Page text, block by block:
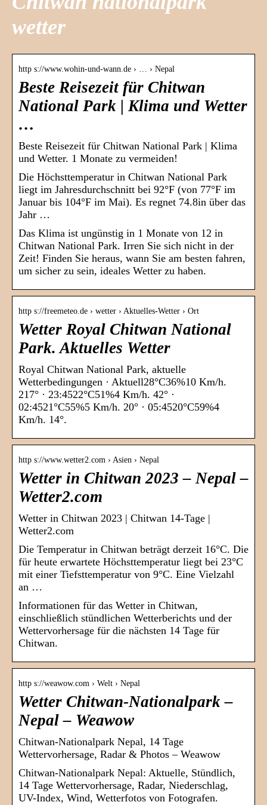
wetter
http s://www.wohin-und-wann.de › … › Nepal
Beste Reisezeit für Chitwan
National Park | Klima und Wetter
…
Beste Reisezeit für Chitwan National Park | Klima
und Wetter. 1 Monate zu vermeiden!
Die Höchsttemperatur in Chitwan National Park
liegt im Jahresdurchschnitt bei 92°F (von 77°F im
Januar bis 104°F im Mai). Es regnet 74.8in über das
Jahr …
Das Klima ist ungünstig in 1 Monate von 12 in
Chitwan National Park. Irren Sie sich nicht in der
Zeit! Finden Sie heraus, wann Sie am besten fahren,
um sicher zu sein, ideales Wetter zu haben.
http s://freemeteo.de › wetter › Aktuelles-Wetter › Ort
Wetter Royal Chitwan National
Park. Aktuelles Wetter
Royal Chitwan National Park, aktuelle
Wetterbedingungen · Aktuell28°C36%10 Km/h.
217° · 23:4522°C51%4 Km/h. 42° ·
02:4521°C55%5 Km/h. 20° · 05:4520°C59%4
Km/h. 14°.
http s://www.wetter2.com › Asien › Nepal
Wetter in Chitwan 2023 – Nepal –
Wetter2.com
Wetter in Chitwan 2023 | Chitwan 14-Tage |
Wetter2.com
Die Temperatur in Chitwan beträgt derzeit 16°C. Die
für heute erwartete Höchsttemperatur liegt bei 23°C
mit einer Tiefsttemperatur von 9°C. Eine Vielzahl
an …
Informationen für das Wetter in Chitwan,
einschließlich stündlichen Wetterberichts und der
Wettervorhersage für die nächsten 14 Tage für
Chitwan.
http s://weawow.com › Welt › Nepal
Wetter Chitwan-Nationalpark –
Nepal – Weawow
Chitwan-Nationalpark Nepal, 14 Tage
Wettervorhersage, Radar & Photos – Weawow
Chitwan-Nationalpark Nepal: Aktuelle, Stündlich,
14 Tage Wettervorhersage, Radar, Niederschlag,
UV-Index, Wind, Wetterfotos von Fotografen.